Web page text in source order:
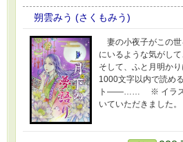
朔雲みう (さくもみう)
妻の小夜子がこの
にいるような気がして
そして、ふと月明
1000文字以内で読め
ト――…… ※ イラス
いていただきました。